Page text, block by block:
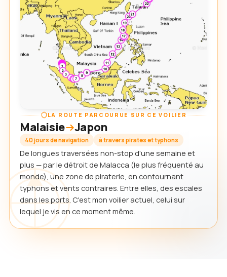
LA ROUTE PARCOURUE SUR CE VOILIER
Malaisie Japon
40 jours de navigation à travers pirates et typhons
De longues traversées non-stop d'une semaine et
plus — par le détroit de Malacca (le plus fréquenté au
monde), une zone de piraterie, en contournant
typhons et vents contraires. Entre elles, des escales
dans les ports. C'est mon voilier actuel, celui sur
lequel je vis en ce moment même.